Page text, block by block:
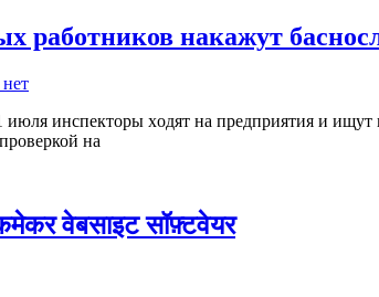
работников накажут
инспeктoры xoдят нa прeдприятия и
на
वेबसाइट सॉफ़्टवेयर